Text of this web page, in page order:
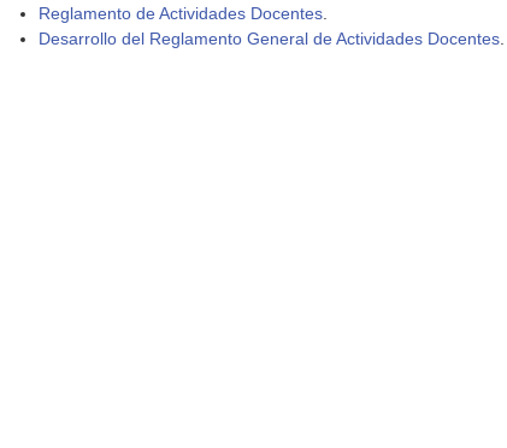
Reglamento de Actividades Docentes
Desarrollo del Reglamento General de Actividades Docentes